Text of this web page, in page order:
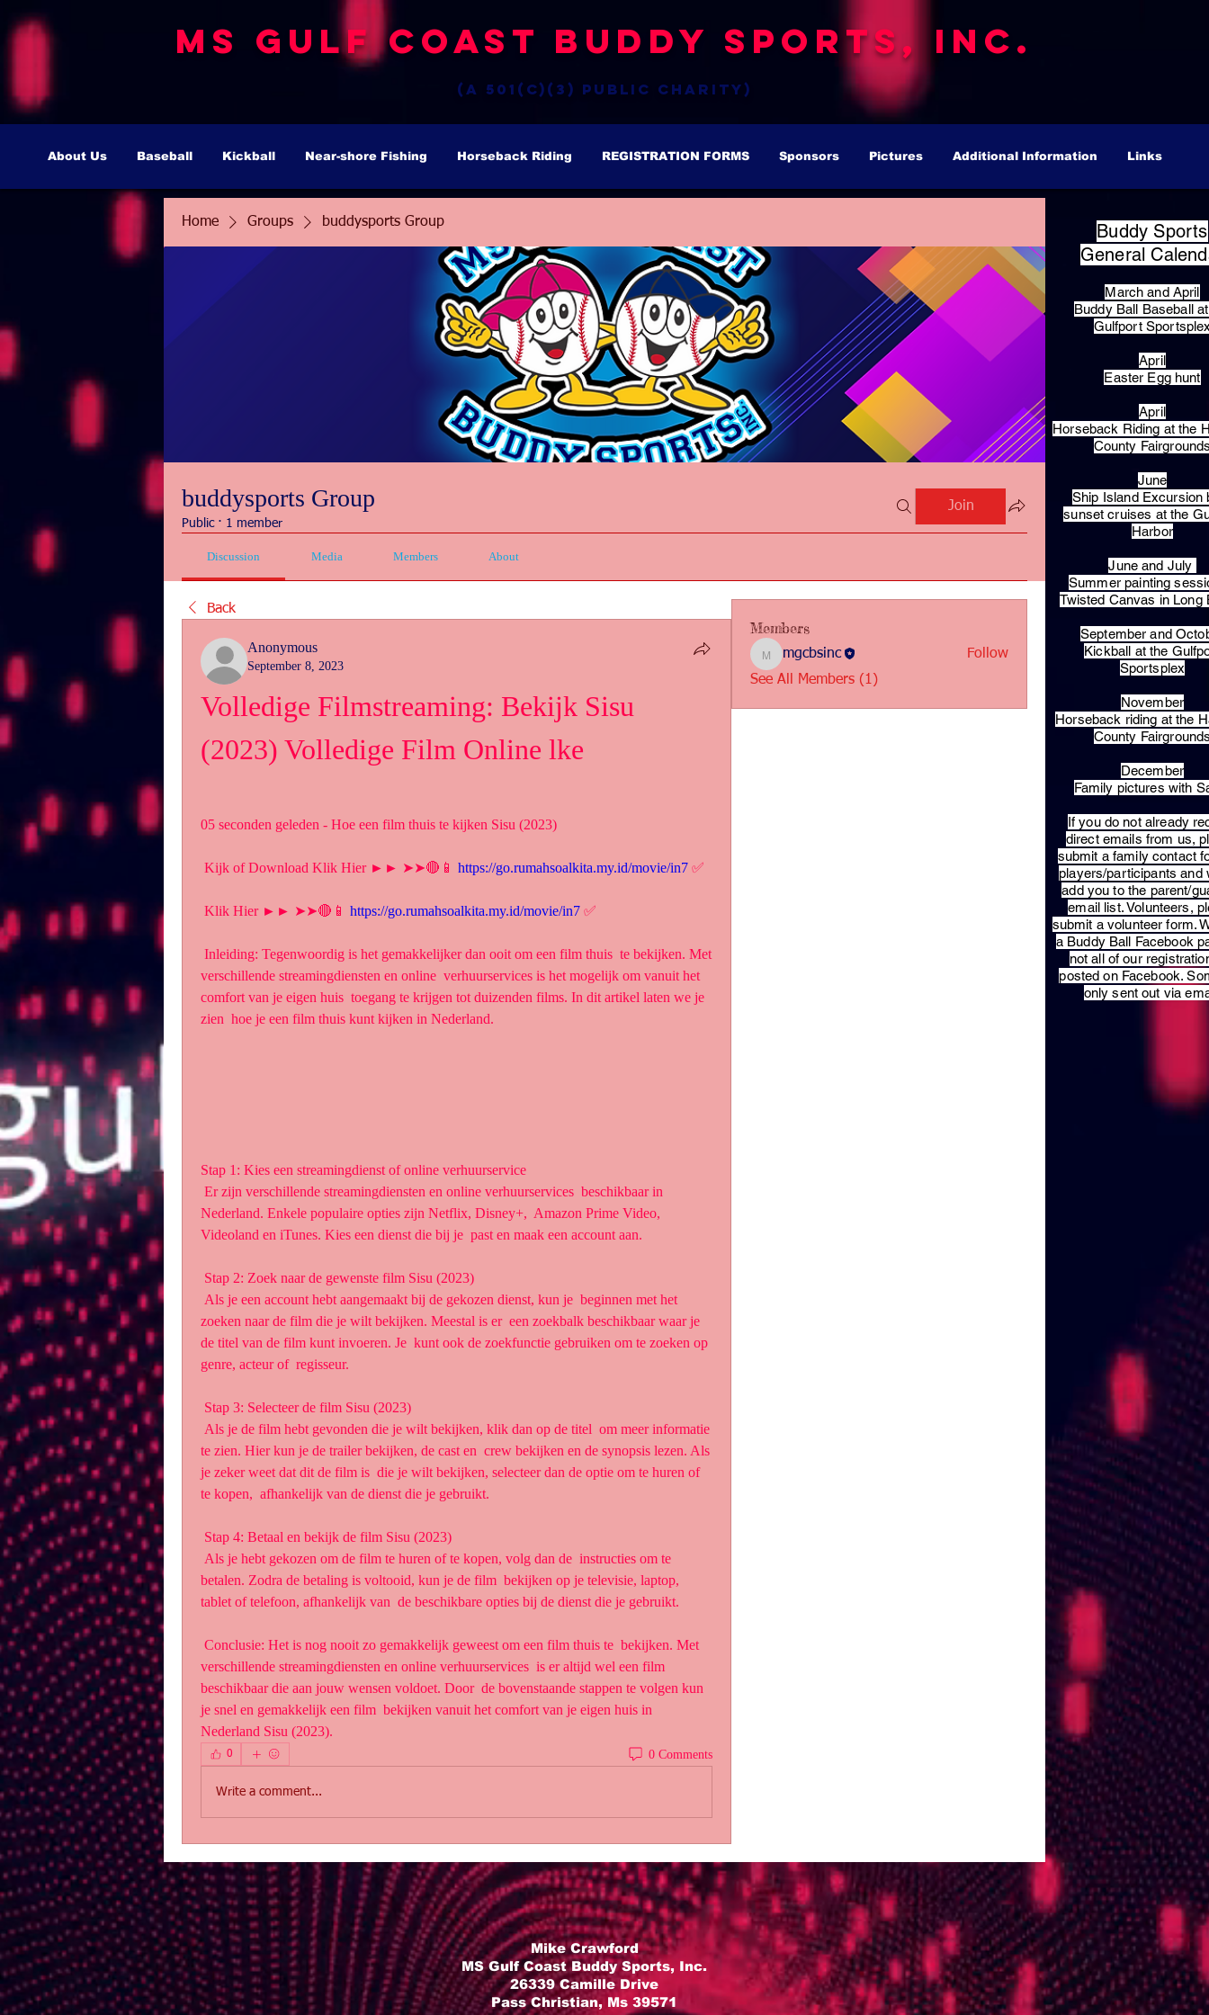
MS Gulf Coast Buddy Sports, Inc.
(a 501(c)(3) public charity)
About Us Baseball Kickball Near-shore Fishing Horseback Riding REGISTRATION FORMS Sponsors Pictures Additional Information Links
Home Groups buddysports Group
buddysports Group
Public · 1 member
Join
Discussion Media Members About
Back
Anonymous
September 8, 2023
Volledige Filmstreaming: Bekijk Sisu
(2023) Volledige Film Online lke
05 seconden geleden - Hoe een film thuis te kijken Sisu (2023)
Kijk of Download Klik Hier ►► ➤➤🔴📱 https://go.rumahsoalkita.my.id/movie/in7 ✅
Klik Hier ►► ➤➤🔴📱 https://go.rumahsoalkita.my.id/movie/in7 ✅
verschillende streamingdiensten en online  verhuurservices is het mogelijk om vanuit het
comfort van je eigen huis  toegang te krijgen tot duizenden films. In dit artikel laten we je
zien  hoe je een film thuis kunt kijken in Nederland.
Stap 1: Kies een streamingdienst of online verhuurservice
Nederland. Enkele populaire opties zijn Netflix, Disney+,  Amazon Prime Video,
Videoland en iTunes. Kies een dienst die bij je  past en maak een account aan.
Stap 2: Zoek naar de gewenste film Sisu (2023)
zoeken naar de film die je wilt bekijken. Meestal is er  een zoekbalk beschikbaar waar je
de titel van de film kunt invoeren. Je  kunt ook de zoekfunctie gebruiken om te zoeken op
genre, acteur of  regisseur.
Stap 3: Selecteer de film Sisu (2023)
te zien. Hier kun je de trailer bekijken, de cast en  crew bekijken en de synopsis lezen. Als
je zeker weet dat dit de film is  die je wilt bekijken, selecteer dan de optie om te huren of
te kopen,  afhankelijk van de dienst die je gebruikt.
Stap 4: Betaal en bekijk de film Sisu (2023)
betalen. Zodra de betaling is voltooid, kun je de film  bekijken op je televisie, laptop,
tablet of telefoon, afhankelijk van  de beschikbare opties bij de dienst die je gebruikt.
verschillende streamingdiensten en online verhuurservices  is er altijd wel een film
beschikbaar die aan jouw wensen voldoet. Door  de bovenstaande stappen te volgen kun
je snel en gemakkelijk een film  bekijken vanuit het comfort van je eigen huis in
Nederland Sisu (2023).
0 0 Comments
Write a comment...
Members
mgcbsinc
mgcbsinc
Follow
See All Members (1)
Buddy Sports
General
March and April
Buddy Ball Baseball
Gulfport
April
Easter Egg hunt
April
Horseback Riding at the
County
June
Ship Island Excursion
sunset cruises at the
Harbor
June and July
Summer painting
Twisted Canvas in Long
September and
Kickball at the
Sportsplex
November
Horseback riding at the
County
December
Family pictures with
​If you do not already
direct emails from us,
submit a family contact
players/participants and
add you to the parent/
email list. Volunteers,
submit a volunteer form.
a Buddy Ball Facebook
not all of our
posted on Facebook.
only sent out via
Mike Crawford
MS Gulf Coast Buddy Sports, Inc.
26339 Camille Drive
Pass Christian, Ms 39571